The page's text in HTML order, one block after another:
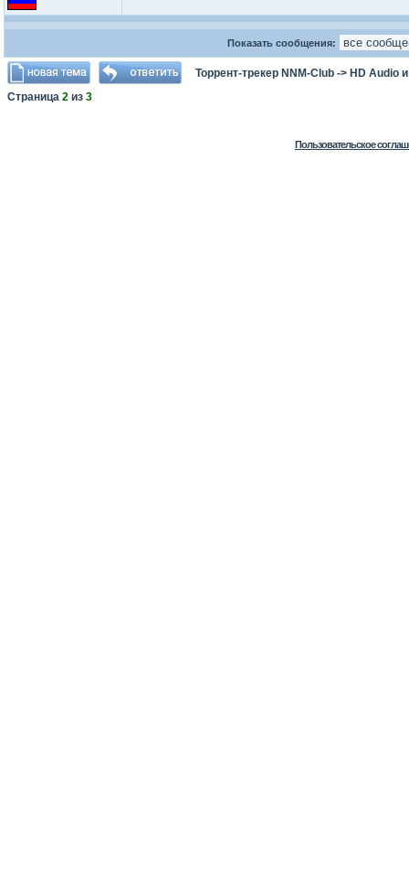
Показать сообщения:
Торрент-трекер NNM-Club -> HD Audio
Страница 2 из 3
Пользовательское